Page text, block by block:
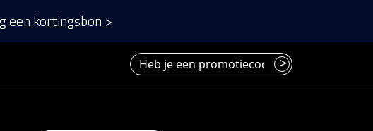
een kortingsbon >
Heb je een promotiecode? Voer deze hier in.
>